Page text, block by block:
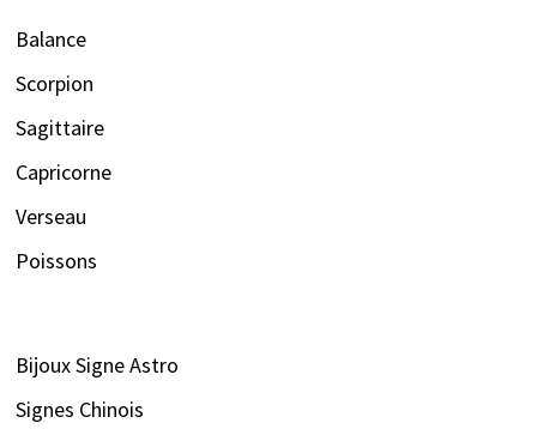
Balance
Scorpion
Sagittaire
Capricorne
Verseau
Poissons
Bijoux Signe Astro
Signes Chinois